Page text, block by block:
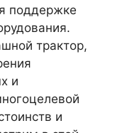
поддержке
трактор,
и
и